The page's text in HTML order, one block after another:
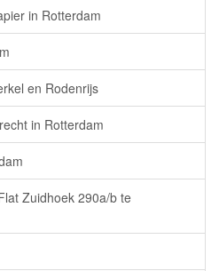
in Rotterdam
en Rodenrijs
in Rotterdam
Zuidhoek 290a/b te